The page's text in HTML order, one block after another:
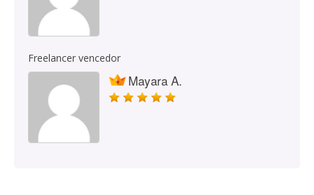
Freelancer vencedor
Mayara A.